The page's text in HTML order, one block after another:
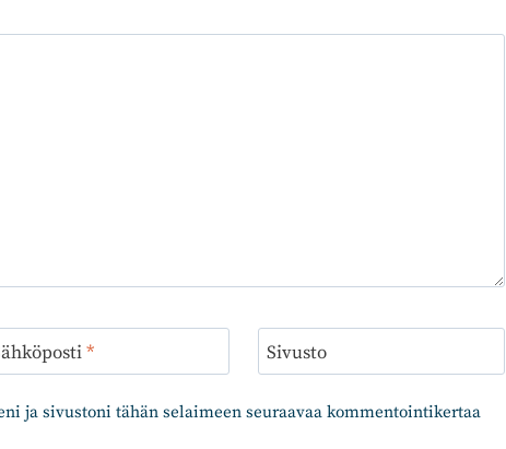
* Sivusto
ja sivustoni tähän selaimeen seuraavaa kommentointikertaa